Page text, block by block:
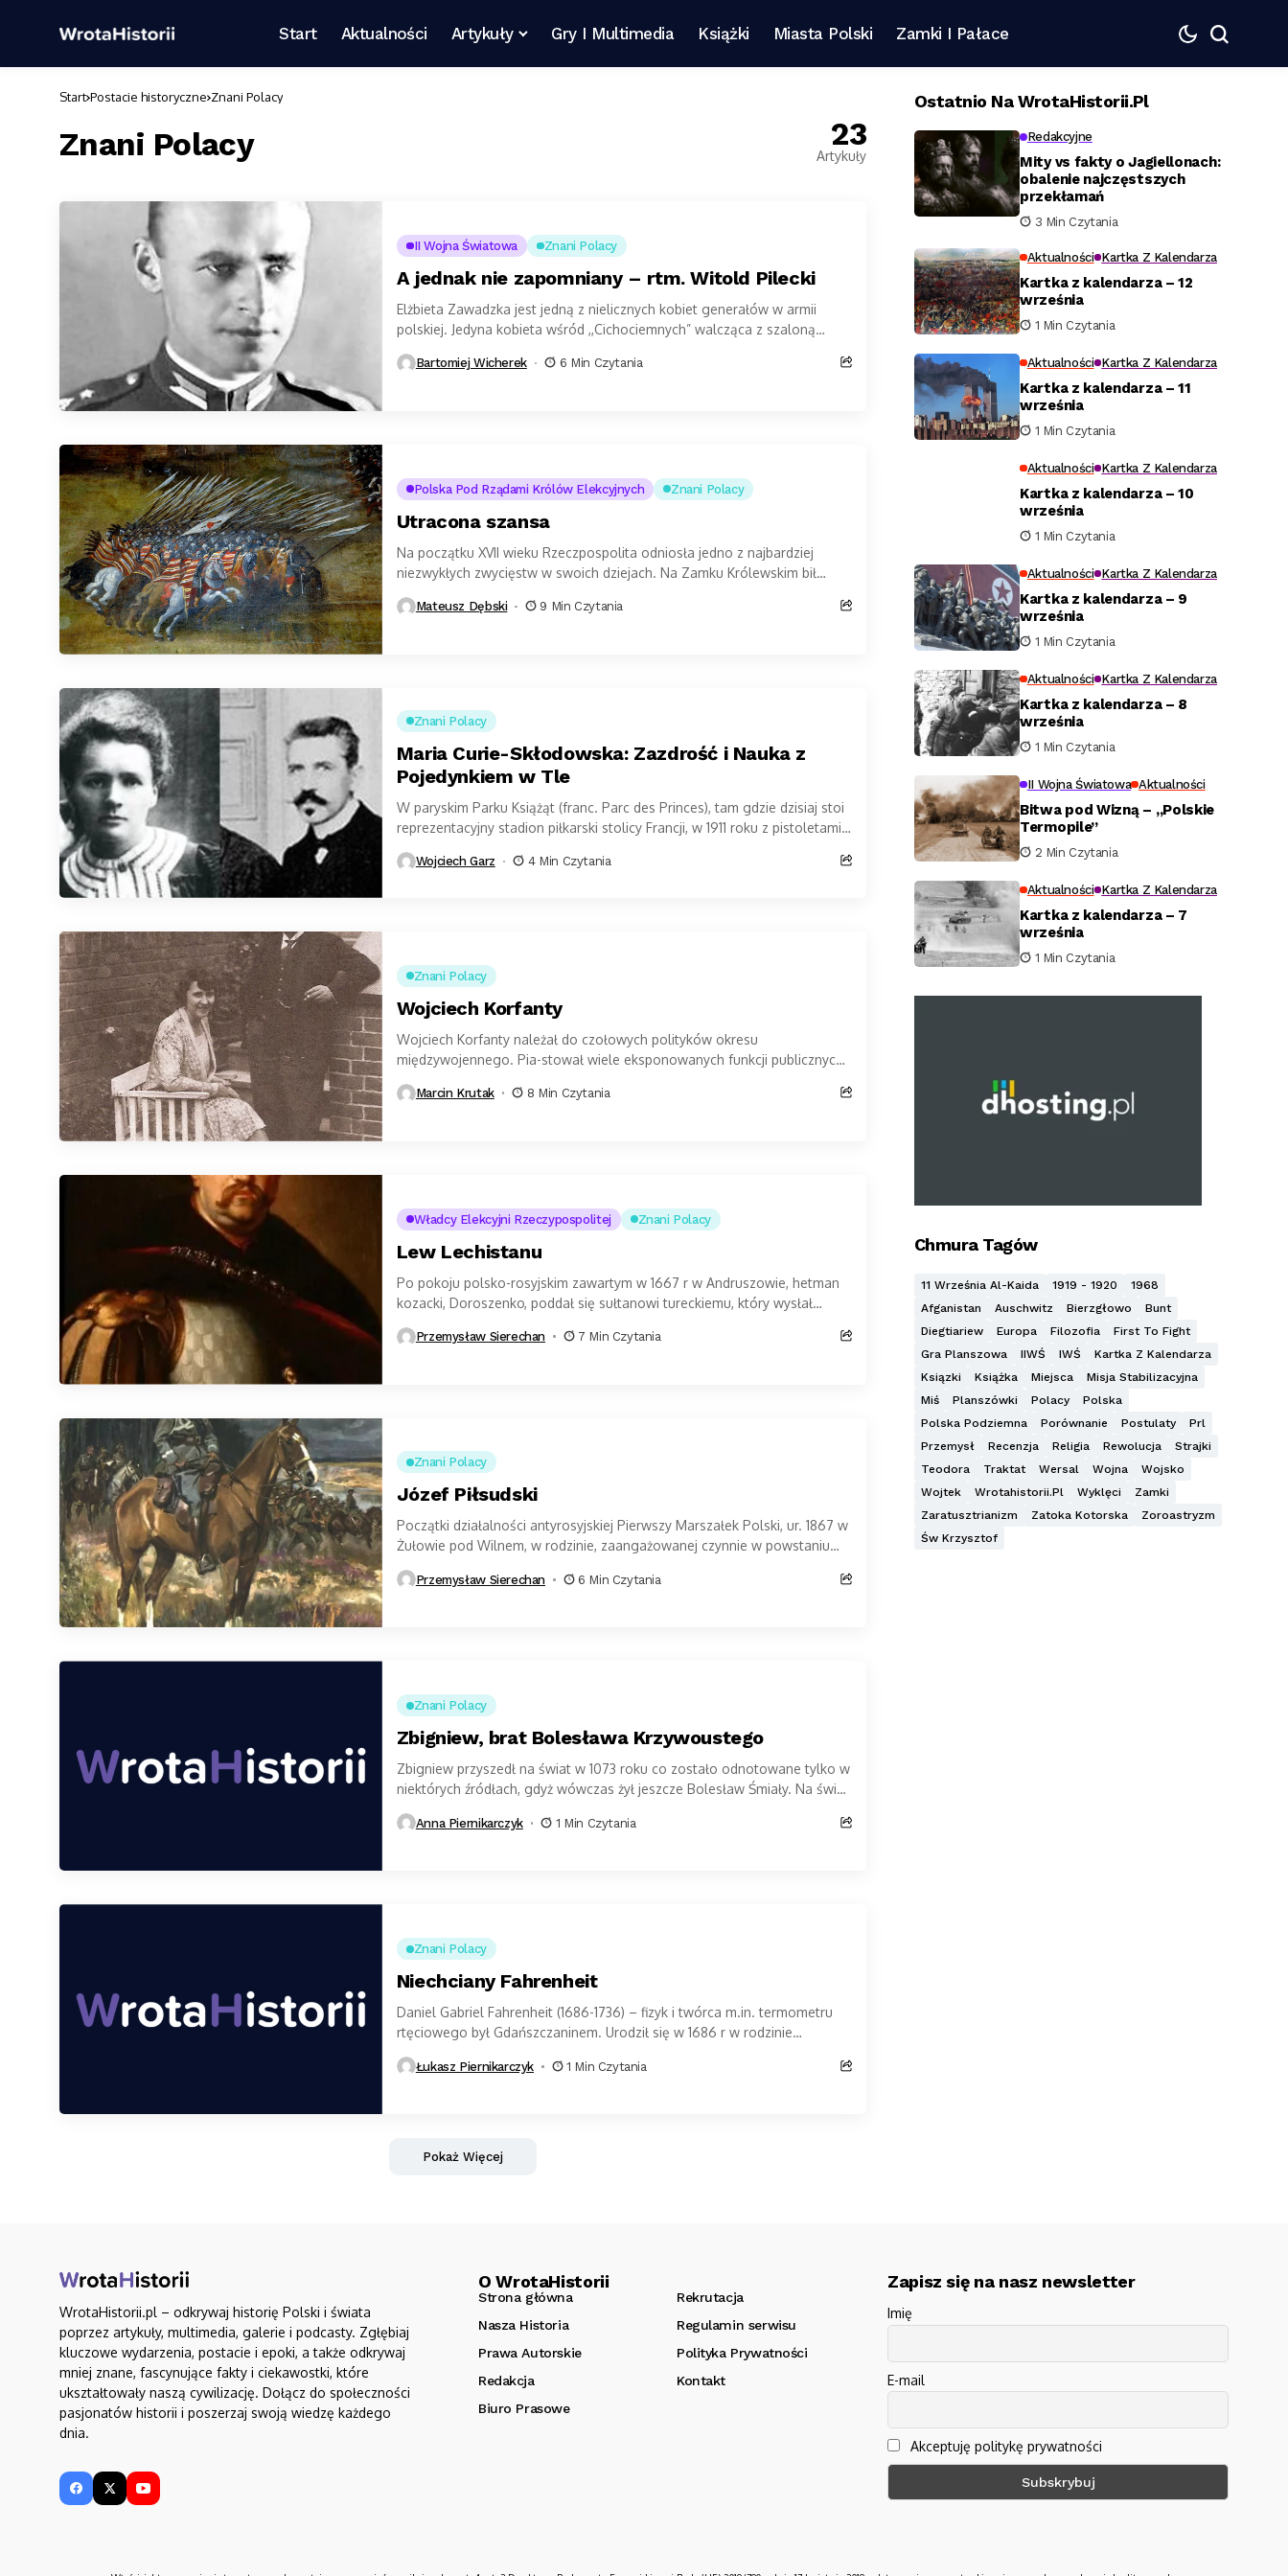
Start Aktualności Artykuły Gry I Multimedia Książki Miasta Polski Zamki I Pałace
Start Postacie historyczne Znani Polacy
Znani Polacy 23
Artykuły
II Wojna Światowa Znani Polacy
A jednak nie zapomniany – rtm. Witold Pilecki
Elżbieta Zawadzka jest jedną z nielicznych kobiet generałów w armii
polskiej. Jedyna kobieta wśród ,,Cichociemnych” walcząca z szaloną
Bartomiej Wicherek 6 Min Czytania
Polska Pod Rządami Królów Elekcyjnych Znani Polacy
Utracona szansa
Na początku XVII wieku Rzeczpospolita odniosła jedno z najbardziej
niezwykłych zwycięstw w swoich dziejach. Na Zamku Królewskim bił
Mateusz Dębski 9 Min Czytania
Znani Polacy
Maria Curie-Skłodowska: Zazdrość i Nauka z
Pojedynkiem w Tle
W paryskim Parku Książąt (franc. Parc des Princes), tam gdzie dzisiaj stoi
reprezentacyjny stadion piłkarski stolicy Francji, w 1911 roku z pistoletami
Wojciech Garz 4 Min Czytania
Znani Polacy
Wojciech Korfanty
Wojciech Korfanty należał do czołowych polityków okresu
międzywojennego. Pia-stował wiele eksponowanych funkcji publicznych:
Marcin Krutak 8 Min Czytania
Władcy Elekcyjni Rzeczypospolitej Znani Polacy
Lew Lechistanu
Po pokoju polsko-rosyjskim zawartym w 1667 r w Andruszowie, hetman
kozacki, Doroszenko, poddał się sułtanowi tureckiemu, który wysłał
Przemysław Sierechan 7 Min Czytania
Znani Polacy
Józef Piłsudski
Początki działalności antyrosyjskiej Pierwszy Marszałek Polski, ur. 1867 w
Żułowie pod Wilnem, w rodzinie, zaangażowanej czynnie w powstaniu
styczniowym, wychował się w atmosferze...
Przemysław Sierechan 6 Min Czytania
Znani Polacy
Zbigniew, brat Bolesława Krzywoustego
Zbigniew przyszedł na świat w 1073 roku co zostało odnotowane tylko w
niektórych źródłach, gdyż wówczas żył jeszcze Bolesław Śmiały. Na świat
Anna Piernikarczyk 1 Min Czytania
Znani Polacy
Niechciany Fahrenheit
Daniel Gabriel Fahrenheit (1686-1736) – fizyk i twórca m.in. termometru
rtęciowego był Gdańszczaninem. Urodził się w 1686 r w rodzinie
Łukasz Piernikarczyk 1 Min Czytania
Pokaż Więcej
Ostatnio Na WrotaHistorii.pl
Redakcyjne
Mity vs fakty o Jagiellonach:
obalenie najczęstszych
przekłamań
3 Min Czytania
Aktualności Kartka Z Kalendarza
Kartka z kalendarza – 12
września
1 Min Czytania
Aktualności Kartka Z Kalendarza
Kartka z kalendarza – 11
września
1 Min Czytania
Aktualności Kartka Z Kalendarza
Kartka z kalendarza – 10
września
1 Min Czytania
Aktualności Kartka Z Kalendarza
Kartka z kalendarza – 9
września
1 Min Czytania
Aktualności Kartka Z Kalendarza
Kartka z kalendarza – 8
września
1 Min Czytania
II Wojna Światowa Aktualności
Bitwa pod Wizną – „Polskie
Termopile”
2 Min Czytania
Aktualności Kartka Z Kalendarza
Kartka z kalendarza – 7
września
1 Min Czytania
Chmura Tagów
11 Września Al-Kaida 1919 - 1920
1968
Afganistan
Auschwitz Bierzgłowo
Bunt
Diegtiariew
Europa Filozofia
First To Fight
Gra Planszowa
IIWŚ IWŚ
Kartka Z Kalendarza
Ksiązki
Książka Miejsca
Misja Stabilizacyjna
Miś
Planszówki Polacy
Polska
Polska Podziemna
Porównanie Postulaty
Prl
Przemysł
Recenzja Religia Rewolucja
Strajki
Teodora
Traktat Wersal Wojna
Wojsko
Wojtek
Wrotahistorii.pl Wyklęci
Zamki
Zaratusztrianizm
Zatoka Kotorska
Zoroastryzm
Św Krzysztof
WrotaHistorii.pl – odkrywaj historię Polski i świata
poprzez artykuły, multimedia, galerie i podcasty. Zgłębiaj
kluczowe wydarzenia, postacie i epoki, a także odkrywaj
mniej znane, fascynujące fakty i ciekawostki, które
ukształtowały naszą cywilizację. Dołącz do społeczności
pasjonatów historii i poszerzaj swoją wiedzę każdego
dnia.
O WrotaHistorii
Strona główna
Rekrutacja
Nasza Historia
Regulamin serwisu
Prawa Autorskie
Polityka Prywatności
Redakcja
Kontakt
Biuro Prasowe
Zapisz się na nasz newsletter
Imię
E-mail
Akceptuję politykę prywatności